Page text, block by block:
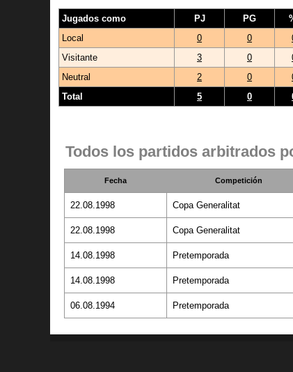
Jugados como PJ PG
Local
0 0
Visitante
3 0
Neutral
2 0
Total
5 0
Todos los partidos arbitrados
Fecha Competición
22.08.1998 Copa Generalitat
22.08.1998 Copa Generalitat
14.08.1998 Pretemporada
14.08.1998 Pretemporada
06.08.1994 Pretemporada